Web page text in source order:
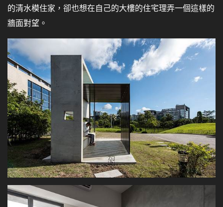
的清水模住家，卻也想在自己的大樓的住宅理弄一個這樣的
牆面對望。